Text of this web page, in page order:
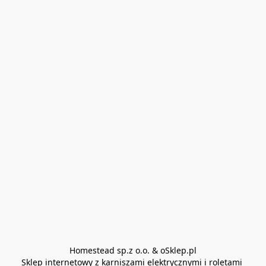
Homestead sp.z o.o. & oSklep.pl
Sklep internetowy z karniszami elektrycznymi i roletami